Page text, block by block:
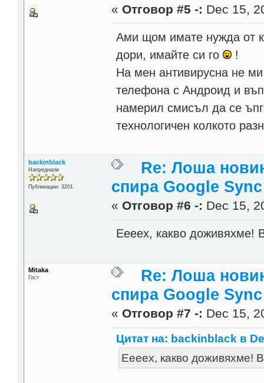
« Отговор #5 -: Dec 15,
Ами щом имате нужда от
дори, имайте си го
!
На мен антивирусна не
телефона с Андроид и
намерил смисъл да се
технологичен колкото
backinblack
Напреднали
Публикации: 3201
Re: Лоша
спира Google Sync
« Отговор #6 -: Dec 15,
Еееех, какво
Mitaka
Гост
Re: Лоша
спира Google Sync
« Отговор #7 -: Dec 15,
Цитат на: backinblack в
Еееех, какво доживяхме!